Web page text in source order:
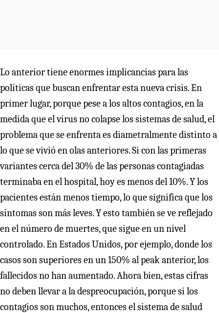
Lo anterior tiene enormes implicancias para las
políticas que buscan enfrentar esta nueva crisis. En
primer lugar, porque pese a los altos contagios, en la
medida que el virus no colapse los sistemas de salud, el
problema que se enfrenta es diametralmente distinto a
lo que se vivió en olas anteriores. Si con las primeras
variantes cerca del 30% de las personas contagiadas
terminaba en el hospital, hoy es menos del 10%. Y los
pacientes están menos tiempo, lo que significa que los
síntomas son más leves. Y esto también se ve reflejado
en el número de muertes, que sigue en un nivel
controlado. En Estados Unidos, por ejemplo, donde los
casos son superiores en un 150% al peak anterior, los
fallecidos no han aumentado. Ahora bien, estas cifras
no deben llevar a la despreocupación, porque si los
contagios son muchos, entonces el sistema de salud